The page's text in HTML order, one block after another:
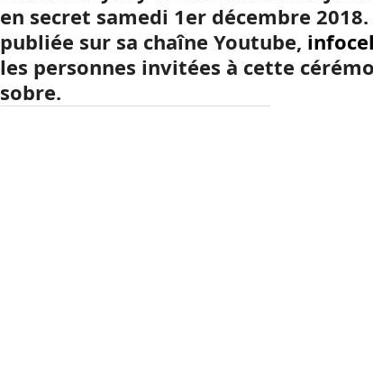
en secret samedi 1er décembre 2018.
publiée sur sa chaîne Youtube,
les personnes invitées à cette
sobre.